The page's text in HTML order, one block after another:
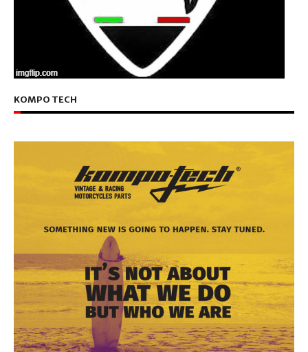
KOMPO TECH